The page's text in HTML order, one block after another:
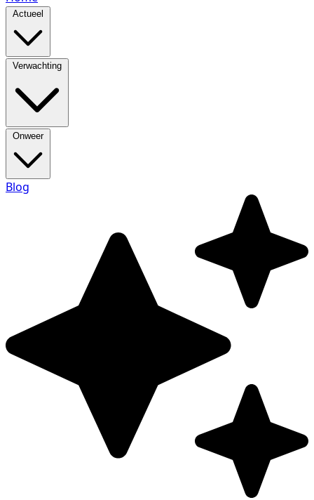
Actueel
Verwachting
Onweer
Blog